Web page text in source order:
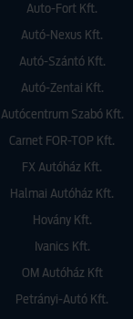
Auto-Fort Kft.
Autó-Nexus Kft.
Autó-Szántó Kft.
Autó-Zentai Kft.
Autócentrum Szabó Kft.
Carnet FOR-TOP Kft.
FX Autóház Kft.
Halmai Autóház Kft.
Hovány Kft.
Ivanics Kft.
OM Autóház Kft
Petrányi-Autó Kft.